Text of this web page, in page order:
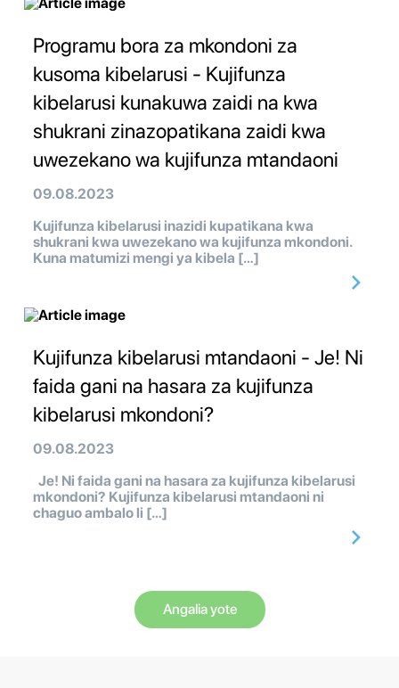
Programu bora za mkondoni za
kusoma kibelarusi - Kujifunza
kibelarusi kunakuwa zaidi na kwa
shukrani zinazopatikana zaidi kwa
uwezekano wa kujifunza mtandaoni
09.08.2023
Kujifunza kibelarusi inazidi kupatikana kwa
shukrani kwa uwezekano wa kujifunza mkondoni.
Kuna matumizi mengi ya kibela […]
Kujifunza kibelarusi mtandaoni - Je! Ni
faida gani na hasara za kujifunza
kibelarusi mkondoni?
09.08.2023
Je! Ni faida gani na hasara za kujifunza kibelarusi
mkondoni? Kujifunza kibelarusi mtandaoni ni
chaguo ambalo li […]
Angalia yote